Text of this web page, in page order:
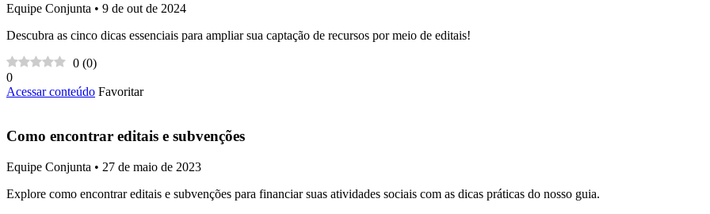
Equipe Conjunta • 9 de out de 2024
Descubra as cinco dicas essenciais para ampliar sua captação de recursos por meio de editais!
0 (0)
0
Acessar conteúdo Favoritar
Como encontrar editais e subvenções
Equipe Conjunta • 27 de maio de 2023
Explore como encontrar editais e subvenções para financiar suas atividades sociais com as dicas práticas do nosso guia.